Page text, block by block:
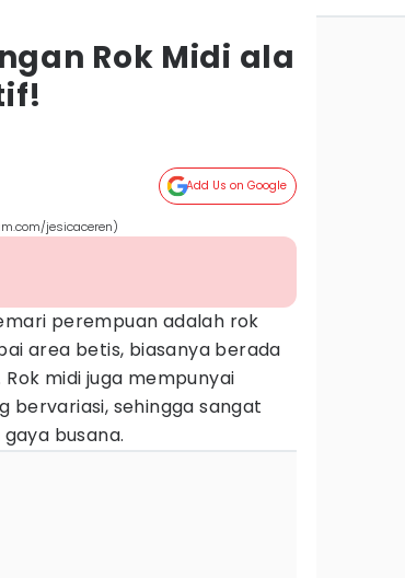
Rok Midi ala
Add Us on Google
jesicaceren)
perempuan adalah rok
area betis, biasanya berada
midi juga mempunyai
bervariasi, sehingga sangat
busana.